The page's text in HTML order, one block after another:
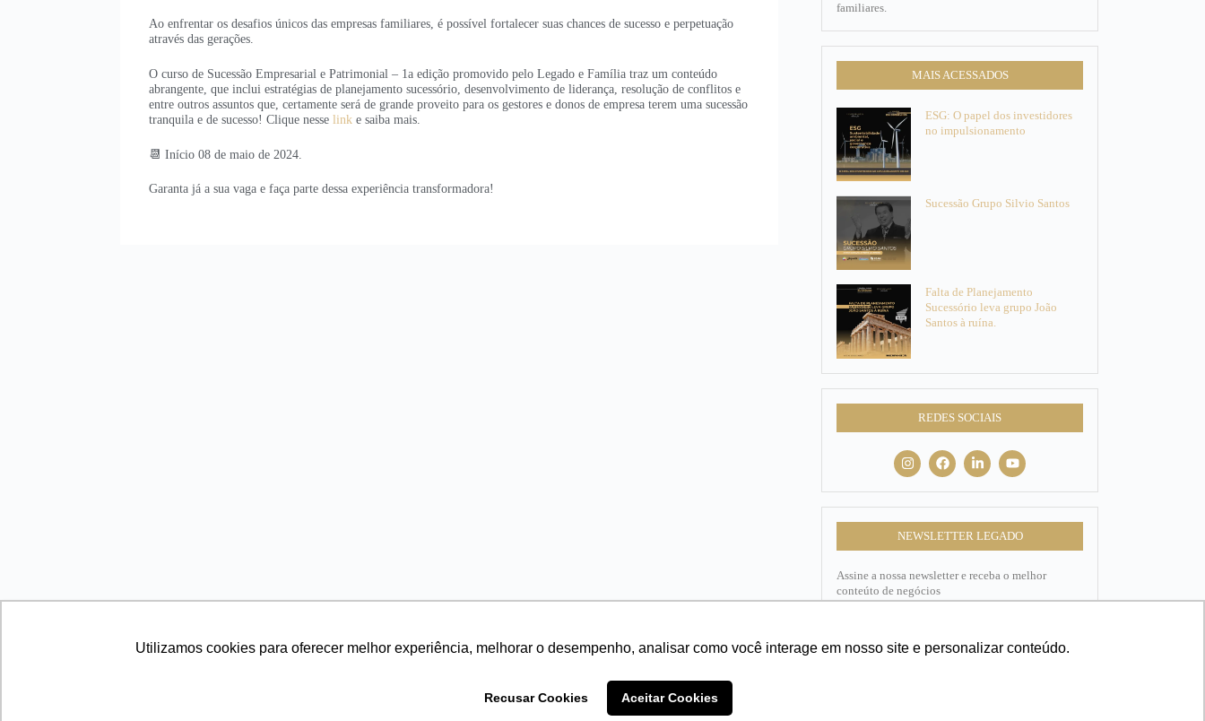
Utilizamos cookies para oferecer melhor experiência, melhorar o desempenho, analisar como você interage em nosso site e personalizar conteúdo.
Recusar Cookies Aceitar Cookies
Ao enfrentar os desafios únicos das empresas familiares, é possível fortalecer suas chances de sucesso e perpetuação
através das gerações.
O curso de Sucessão Empresarial e Patrimonial – 1a edição promovido pelo Legado e Família traz um conteúdo
abrangente, que inclui estratégias de planejamento sucessório, desenvolvimento de liderança, resolução de conflitos e
entre outros assuntos que, certamente será de grande proveito para os gestores e donos de empresa terem uma sucessão
tranquila e de sucesso! Clique nesse link e saiba mais.
📆 Início 08 de maio de 2024.
Garanta já a sua vaga e faça parte dessa experiência transformadora!
familiares.​
MAIS ACESSADOS
ESG: O papel dos investidores
no impulsionamento
Sucessão Grupo Silvio Santos
Falta de Planejamento
Sucessório leva grupo João
Santos à ruína.
REDES SOCIAIS
NEWSLETTER LEGADO
Assine a nossa newsletter e receba o melhor
conteúto de negócios